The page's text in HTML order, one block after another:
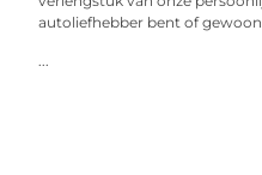
autoliefhebber bent of
...